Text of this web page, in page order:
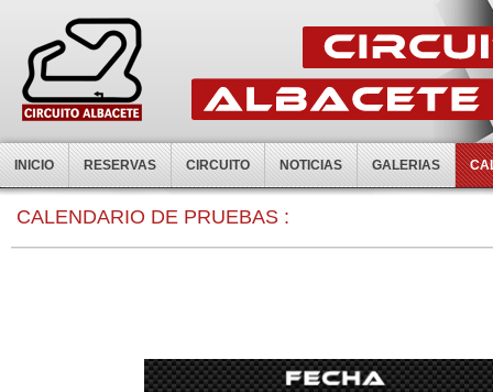
INICIO RESERVAS CIRCUITO NOTICIAS GALERIAS
CALENDARIO DE PRUEBAS :
0:00